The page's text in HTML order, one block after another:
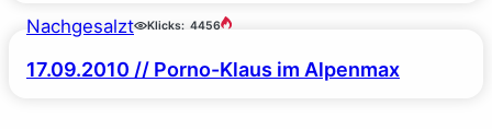
Nachgesalzt Klicks: 4456
17.09.2010 // Porno-Klaus im Alpenmax